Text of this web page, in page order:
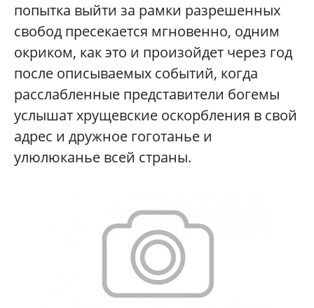
попытка выйти за рамки разрешенных
свобод пресекается мгновенно, одним
окриком, как это и произойдет через год
после описываемых событий, когда
расслабленные представители богемы
услышат хрущевские оскорбления в свой
адрес и дружное гоготанье и
улюлюканье всей страны.